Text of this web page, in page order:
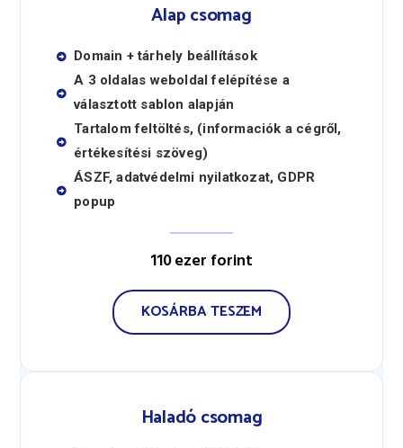
Alap csomag
Domain + tárhely beállítások
A 3 oldalas weboldal felépítése a
választott sablon alapján
Tartalom feltöltés, (informaciók a cégről,
értékesítési szöveg)
ÁSZF, adatvédelmi nyilatkozat, GDPR
popup
110 ezer forint
KOSÁRBA TESZEM
Haladó csomag